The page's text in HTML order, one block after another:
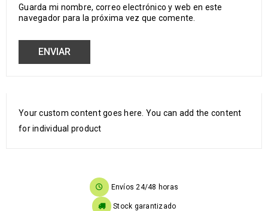
Guarda mi nombre, correo electrónico y web en este
navegador para la próxima vez que comente.
Your custom content goes here. You can add the content
for individual product
Envíos 24/48 horas
Stock garantizado